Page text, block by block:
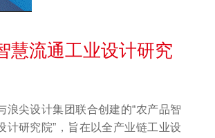
慧流通工业设计研究
浪尖设计集团联合创建的“农产品智
计研究院”，旨在以全产业链工业设